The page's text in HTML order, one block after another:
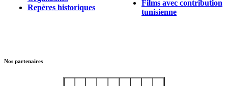
Repères historiques
Films avec contribution
tunisienne
Nos partenaires